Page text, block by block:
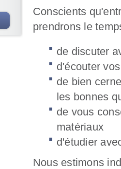
Conscients
prendrons le
de discuter
d'écouter
de bien
les bonnes
de vous
matériaux
d'étudier
Nous estimons